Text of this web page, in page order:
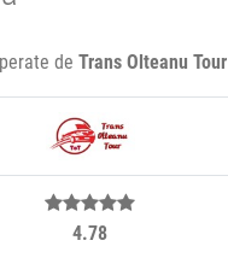
de Trans Olteanu Tour
4.78